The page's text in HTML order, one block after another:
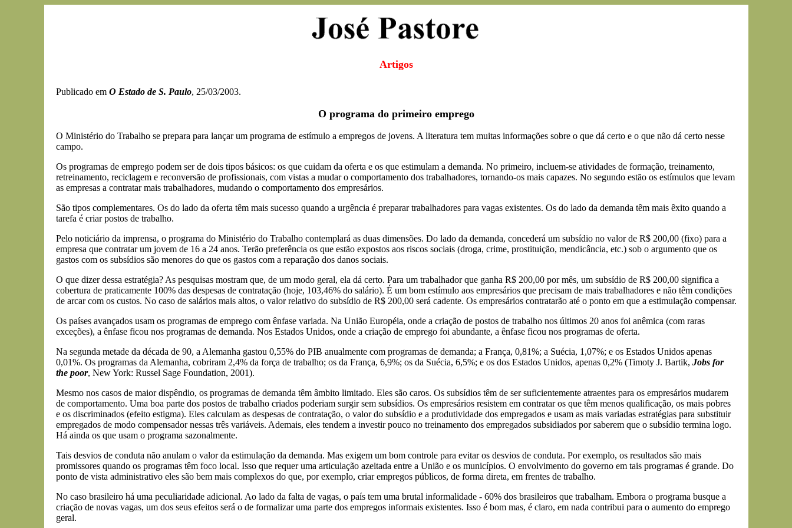
Artigos
Publicado em O Estado de S. Paulo, 25/03/2003.
O programa do primeiro emprego
O Ministério do Trabalho se prepara para lançar um programa de estímulo a empregos de jovens. A literatura tem muitas informações sobre o que dá certo e o que não dá certo nesse
campo.
Os programas de emprego podem ser de dois tipos básicos: os que cuidam da oferta e os que estimulam a demanda. No primeiro, incluem-se atividades de formação, treinamento,
retreinamento, reciclagem e reconversão de profissionais, com vistas a mudar o comportamento dos trabalhadores, tornando-os mais capazes. No segundo estão os estímulos que levam
as empresas a contratar mais trabalhadores, mudando o comportamento dos empresários.
São tipos complementares. Os do lado da oferta têm mais sucesso quando a urgência é preparar trabalhadores para vagas existentes. Os do lado da demanda têm mais êxito quando a
tarefa é criar postos de trabalho.
Pelo noticiário da imprensa, o programa do Ministério do Trabalho contemplará as duas dimensões. Do lado da demanda, concederá um subsídio no valor de R$ 200,00 (fixo) para a
empresa que contratar um jovem de 16 a 24 anos. Terão preferência os que estão expostos aos riscos sociais (droga, crime, prostituição, mendicância, etc.) sob o argumento que os
gastos com os subsídios são menores do que os gastos com a reparação dos danos sociais.
O que dizer dessa estratégia? As pesquisas mostram que, de um modo geral, ela dá certo. Para um trabalhador que ganha R$ 200,00 por mês, um subsídio de R$ 200,00 significa a
cobertura de praticamente 100% das despesas de contratação (hoje, 103,46% do salário). É um bom estímulo aos empresários que precisam de mais trabalhadores e não têm condições
de arcar com os custos. No caso de salários mais altos, o valor relativo do subsídio de R$ 200,00 será cadente. Os empresários contratarão até o ponto em que a estimulação compensar.
Os países avançados usam os programas de emprego com ênfase variada. Na União Européia, onde a criação de postos de trabalho nos últimos 20 anos foi anêmica (com raras
exceções), a ênfase ficou nos programas de demanda. Nos Estados Unidos, onde a criação de emprego foi abundante, a ênfase ficou nos programas de oferta.
Na segunda metade da década de 90, a Alemanha gastou 0,55% do PIB anualmente com programas de demanda; a França, 0,81%; a Suécia, 1,07%; e os Estados Unidos apenas
0,01%. Os programas da Alemanha, cobriram 2,4% da força de trabalho; os da França, 6,9%; os da Suécia, 6,5%; e os dos Estados Unidos, apenas 0,2% (Timoty J. Bartik, Jobs for
the poor, New York: Russel Sage Foundation, 2001).
Mesmo nos casos de maior dispêndio, os programas de demanda têm âmbito limitado. Eles são caros. Os subsídios têm de ser suficientemente atraentes para os empresários mudarem
de comportamento. Uma boa parte dos postos de trabalho criados poderiam surgir sem subsídios. Os empresários resistem em contratar os que têm menos qualificação, os mais pobres
e os discriminados (efeito estigma). Eles calculam as despesas de contratação, o valor do subsídio e a produtividade dos empregados e usam as mais variadas estratégias para substituir
empregados de modo compensador nessas três variáveis. Ademais, eles tendem a investir pouco no treinamento dos empregados subsidiados por saberem que o subsídio termina logo.
Há ainda os que usam o programa sazonalmente.
Tais desvios de conduta não anulam o valor da estimulação da demanda. Mas exigem um bom controle para evitar os desvios de conduta. Por exemplo, os resultados são mais
promissores quando os programas têm foco local. Isso que requer uma articulação azeitada entre a União e os municípios. O envolvimento do governo em tais programas é grande. Do
ponto de vista administrativo eles são bem mais complexos do que, por exemplo, criar empregos públicos, de forma direta, em frentes de trabalho.
No caso brasileiro há uma peculiaridade adicional. Ao lado da falta de vagas, o país tem uma brutal informalidade - 60% dos brasileiros que trabalham. Embora o programa busque a
criação de novas vagas, um dos seus efeitos será o de formalizar uma parte dos empregos informais existentes. Isso é bom mas, é claro, em nada contribui para o aumento do emprego
geral.